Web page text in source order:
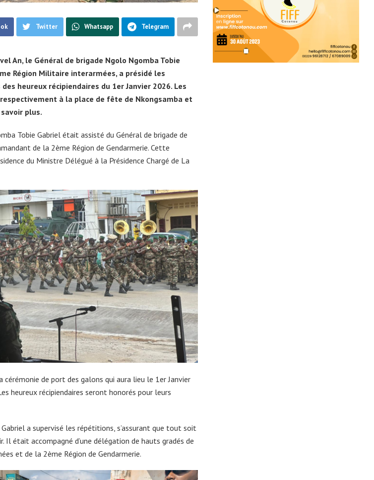
Twitter Whatsapp Telegram
An, le Général de brigade Ngolo Ngomba Tobie
Région Militaire interarmées, a présidé les
heureux récipiendaires du 1er Janvier 2026. Les
à la place de fête de Nkongsamba et
savoir plus.
Tobie Gabriel était assisté du Général de brigade de
de la 2ème Région de Gendarmerie. Cette
du Ministre Délégué à la Présidence Chargé de La
de port des galons qui aura lieu le 1er Janvier
heureux récipiendaires seront honorés pour leurs
a supervisé les répétitions, s’assurant que tout soit
Il était accompagné d’une délégation de hauts gradés de
et de la 2ème Région de Gendarmerie.